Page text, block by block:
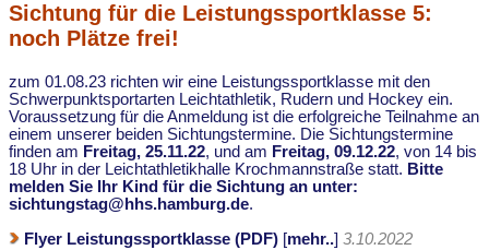
Sichtung für die Leistungssportklasse 5:
noch Plätze frei!
zum 01.08.23 richten wir eine Leistungssportklasse mit den
Schwerpunktsportarten Leichtathletik, Rudern und Hockey ein.
Voraussetzung für die Anmeldung ist die erfolgreiche Teilnahme an
einem unserer beiden Sichtungstermine. Die Sichtungstermine
finden am Freitag, 25.11.22, und am Freitag, 09.12.22, von 14 bis
18 Uhr in der Leichtathletikhalle Krochmannstraße statt. Bitte
melden Sie Ihr Kind für die Sichtung an unter:
sichtungstag@hhs.hamburg.de.
Flyer Leistungssportklasse (PDF) [mehr..] 3.10.2022